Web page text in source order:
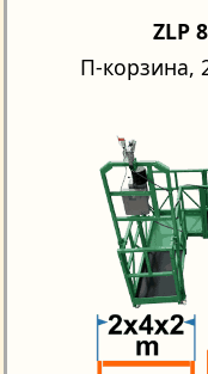
ZLP
П-корзина,